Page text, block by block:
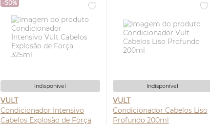
-50%
Indisponível
VULT
Condicionador Intensivo
Cabelos Explosão de Força
Indisponível
VULT
Condicionador Cabelos Liso
Profundo 200ml